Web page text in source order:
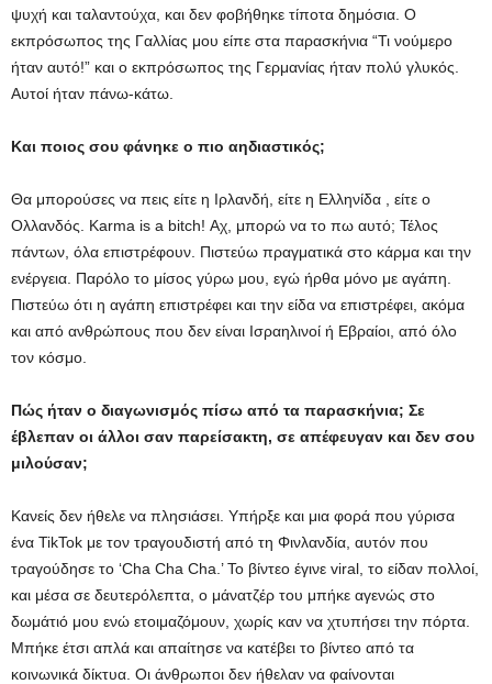
ψυχή και ταλαντούχα, και δεν φοβήθηκε τίποτα δημόσια. Ο
εκπρόσωπος της Γαλλίας μου είπε στα παρασκήνια “Τι νούμερο
ήταν αυτό!” και o εκπρόσωπος της Γερμανίας ήταν πολύ γλυκός.
Αυτοί ήταν πάνω-κάτω.
Και ποιος σου φάνηκε ο πιο αηδιαστικός;
Θα μπορούσες να πεις είτε η Ιρλανδή, είτε η Ελληνίδα , είτε ο
Ολλανδός. Karma is a bitch! Αχ, μπορώ να το πω αυτό; Τέλος
πάντων, όλα επιστρέφουν. Πιστεύω πραγματικά στο κάρμα και την
ενέργεια. Παρόλο το μίσος γύρω μου, εγώ ήρθα μόνο με αγάπη.
Πιστεύω ότι η αγάπη επιστρέφει και την είδα να επιστρέφει, ακόμα
και από ανθρώπους που δεν είναι Ισραηλινοί ή Εβραίοι, από όλο
τον κόσμο.
Πώς ήταν ο διαγωνισμός πίσω από τα παρασκήνια; Σε
έβλεπαν οι άλλοι σαν παρείσακτη, σε απέφευγαν και δεν σου
μιλούσαν;
Κανείς δεν ήθελε να πλησιάσει. Υπήρξε και μια φορά που γύρισα
ένα TikTok με τον τραγουδιστή από τη Φινλανδία, αυτόν που
τραγούδησε το ‘Cha Cha Cha.’ Το βίντεο έγινε viral, το είδαν πολλοί,
και μέσα σε δευτερόλεπτα, ο μάνατζέρ του μπήκε αγενώς στο
δωμάτιό μου ενώ ετοιμαζόμουν, χωρίς καν να χτυπήσει την πόρτα.
Μπήκε έτσι απλά και απαίτησε να κατέβει το βίντεο από τα
κοινωνικά δίκτυα. Οι άνθρωποι δεν ήθελαν να φαίνονται